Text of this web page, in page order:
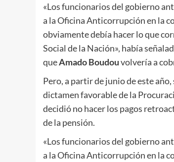
«Los funcionarios del gobierno
a la Oficina Anticorrupción en la
obviamente debía hacer lo que
Social de la Nación», había
queAmado Boudouvolvería a
Pero, a partir de junio de este
dictamen favorable de la
decidió no hacer los pagos
de la pensión.
«Los funcionarios del gobierno
a la Oficina Anticorrupción en la